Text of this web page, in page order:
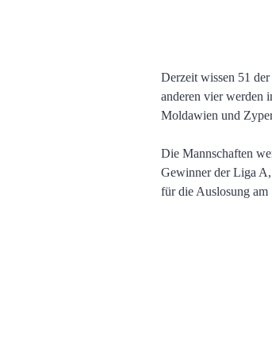
Derzeit wissen 51
anderen vier werden
Moldawien und
Die Mannschaften
Gewinner der Liga
für die Auslosung am